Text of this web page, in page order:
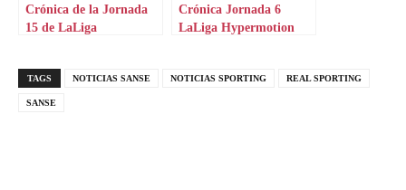
Crónica de la Jornada
15 de LaLiga
Crónica Jornada 6
LaLiga Hypermotion
TAGS NOTICIAS SANSE NOTICIAS SPORTING REAL SPORTING
SANSE